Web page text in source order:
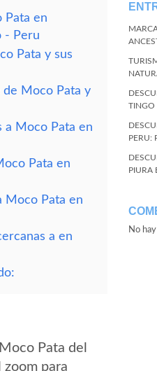
Pata en
- Peru
Pata y sus
de Moco Pata y
a Moco Pata en
Pata en
Moco Pata en
a en
Pata del
para
TINGO
PERU:
PIURA
No